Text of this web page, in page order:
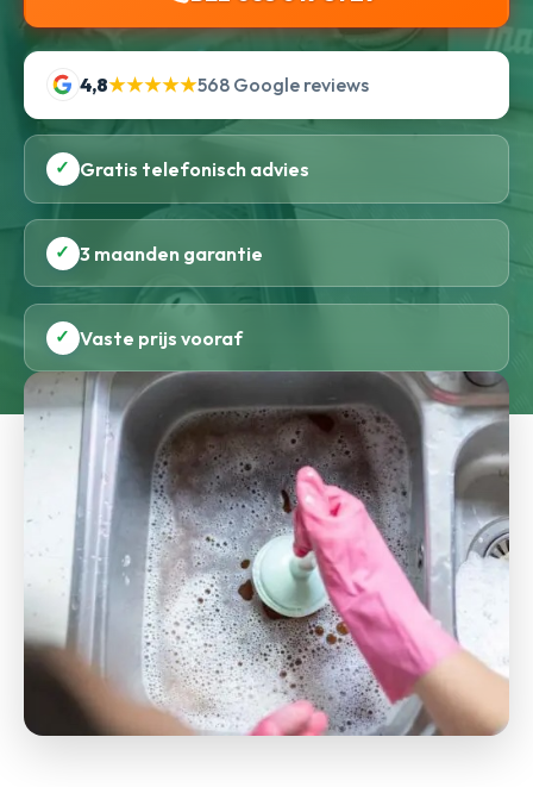
4,8★★★★★568 Google reviews
✓ Gratis telefonisch advies
✓ 3 maanden garantie
✓ Vaste prijs vooraf